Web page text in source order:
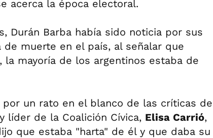
acerca la época electoral.
Durán Barba había sido noticia por sus
muerte en el país, al señalar que
la mayoría de los argentinos estaba de
por un rato en el blanco de las críticas de
líder de la Coalición Cívica, Elisa Carrió,
que estaba "harta" de él y que daba su